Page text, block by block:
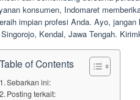
konsumen, Indomaret
impian profesi Anda. Ayo,
Kendal, Jawa Tengah.
Table of Contents
Sebarkan ini:
Posting terkait: